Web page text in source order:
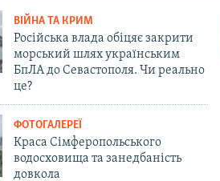
ВІЙНА ТА КРИМ
Російська влада обіцяє закрити
морський шлях українським
БпЛА до Севастополя. Чи реально
це?
ФОТОГАЛЕРЕЇ
Краса Сімферопольського
водосховища та занедбаність
довкола